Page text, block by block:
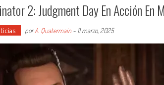
2: Judgment Day En Acción En
porA. Quatermain - 11 marzo, 2025